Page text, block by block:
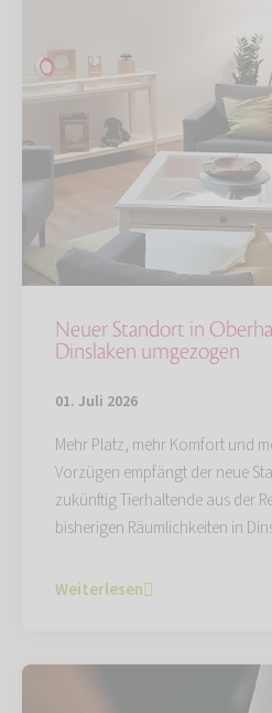
Neuer Standort in
Dinslaken umgezogen
01. Juli 2026
Mehr Platz, mehr Komfort und
Vorzügen empfängt der neue
zukünftig Tierhaltende aus der
bisherigen Räumlichkeiten in
Weiterlesen